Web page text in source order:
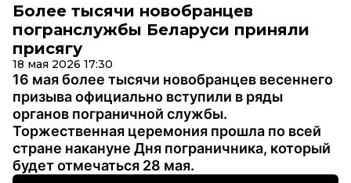
Более тысячи новобранцев
погранслужбы Беларуси приняли
присягу
18 мая 2026 17:30
16 мая более тысячи новобранцев весеннего
призыва официально вступили в ряды
органов пограничной службы.
Торжественная церемония прошла по всей
стране накануне Дня пограничника, который
будет отмечаться 28 мая.